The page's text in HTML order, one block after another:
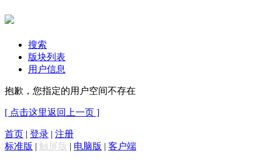
搜索
版块列表
用户信息
抱歉，您指定的用户空间不存在
[ 点击这里返回上一页 ]
首页 | 登录 | 注册
标准版 | 触屏版 | 电脑版 | 客户端